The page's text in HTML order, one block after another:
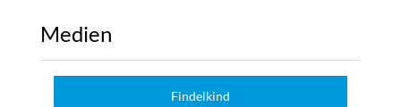
Medien
Findelkind